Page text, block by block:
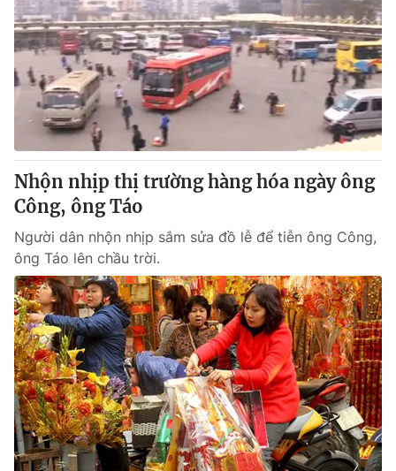
Nhộn nhịp thị trường hàng hóa ngày ông
Công, ông Táo
Người dân nhộn nhịp sắm sửa đồ lễ để tiễn ông Công,
ông Táo lên chầu trời.